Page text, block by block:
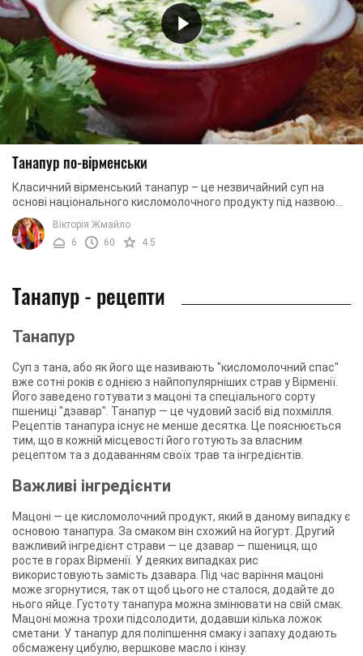
Танапур по-вірменськи
Класичний вірменський танапур – це незвичайний суп на
основі національного кисломолочного продукту під назвою
мацун. Знайти мацун у магазині за ...
Вікторія Жмайло
6
60 4.5
Танапур - рецепти
Танапур
Суп з тана, або як його ще називають "кисломолочний спас"
вже сотні років є однією з найпопулярніших страв у Вірменії.
Його заведено готувати з мацоні та спеціального сорту
пшениці "дзавар". Танапур — це чудовий засіб від похмілля.
Рецептів танапура існує не менше десятка. Це пояснюється
тим, що в кожній місцевості його готують за власним
рецептом та з додаванням своїх трав та інгредієнтів.
Важливі інгредієнти
Мацоні — це кисломолочний продукт, який в даному випадку є
основою танапура. За смаком він схожий на йогурт. Другий
важливий інгредієнт страви — це дзавар — пшениця, що
росте в горах Вірменії. У деяких випадках рис
використовують замість дзавара. Під час варіння мацоні
може згорнутися, так от щоб цього не сталося, додайте до
нього яйце. Густоту танапура можна змінювати на свій смак.
Мацоні можна трохи підсолодити, додавши кілька ложок
сметани. У танапур для поліпшення смаку і запаху додають
обсмажену цибулю, вершкове масло і кінзу.